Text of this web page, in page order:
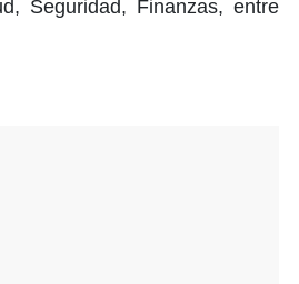
Seguridad, Finanzas, entre